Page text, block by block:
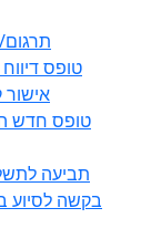
2356 – טופס
2357 –
266 –
267 – בקשה